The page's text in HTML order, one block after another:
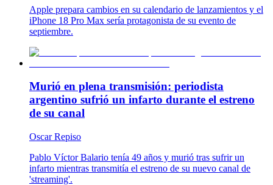
Apple prepara cambios en su calendario de lanzamientos y el
iPhone 18 Pro Max sería protagonista de su evento de
septiembre.
Murió en plena transmisión: periodista
argentino sufrió un infarto durante el estreno
de su canal
Oscar Repiso
Pablo Víctor Balario tenía 49 años y murió tras sufrir un
infarto mientras transmitía el estreno de su nuevo canal de
'streaming'.